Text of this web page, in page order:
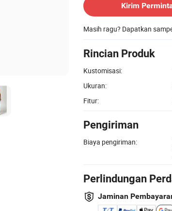
Kirim
Masih ragu? Dapatkan
Rincian Produk
Kustomisasi:
Ukuran:
Fitur:
Pengiriman
Biaya pengiriman:
Perlindungan
Jaminan